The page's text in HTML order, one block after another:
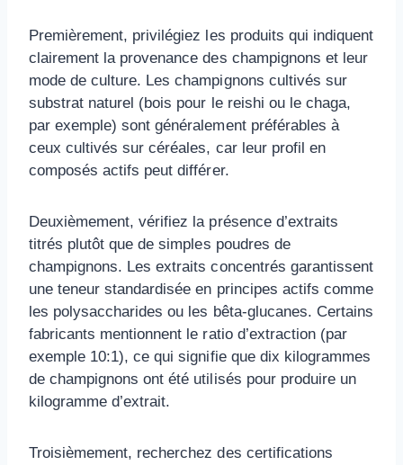
Premièrement, privilégiez les produits qui indiquent
clairement la provenance des champignons et leur
mode de culture. Les champignons cultivés sur
substrat naturel (bois pour le reishi ou le chaga,
par exemple) sont généralement préférables à
ceux cultivés sur céréales, car leur profil en
composés actifs peut différer.
Deuxièmement, vérifiez la présence d’extraits
titrés plutôt que de simples poudres de
champignons. Les extraits concentrés garantissent
une teneur standardisée en principes actifs comme
les polysaccharides ou les bêta-glucanes. Certains
fabricants mentionnent le ratio d’extraction (par
exemple 10:1), ce qui signifie que dix kilogrammes
de champignons ont été utilisés pour produire un
kilogramme d’extrait.
Troisièmement, recherchez des certifications